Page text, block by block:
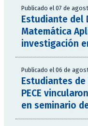
Publicado el 07 de
Estudiante del
Matemática
investigación
Publicado el 06 de
Estudiantes de
PECE
en seminario